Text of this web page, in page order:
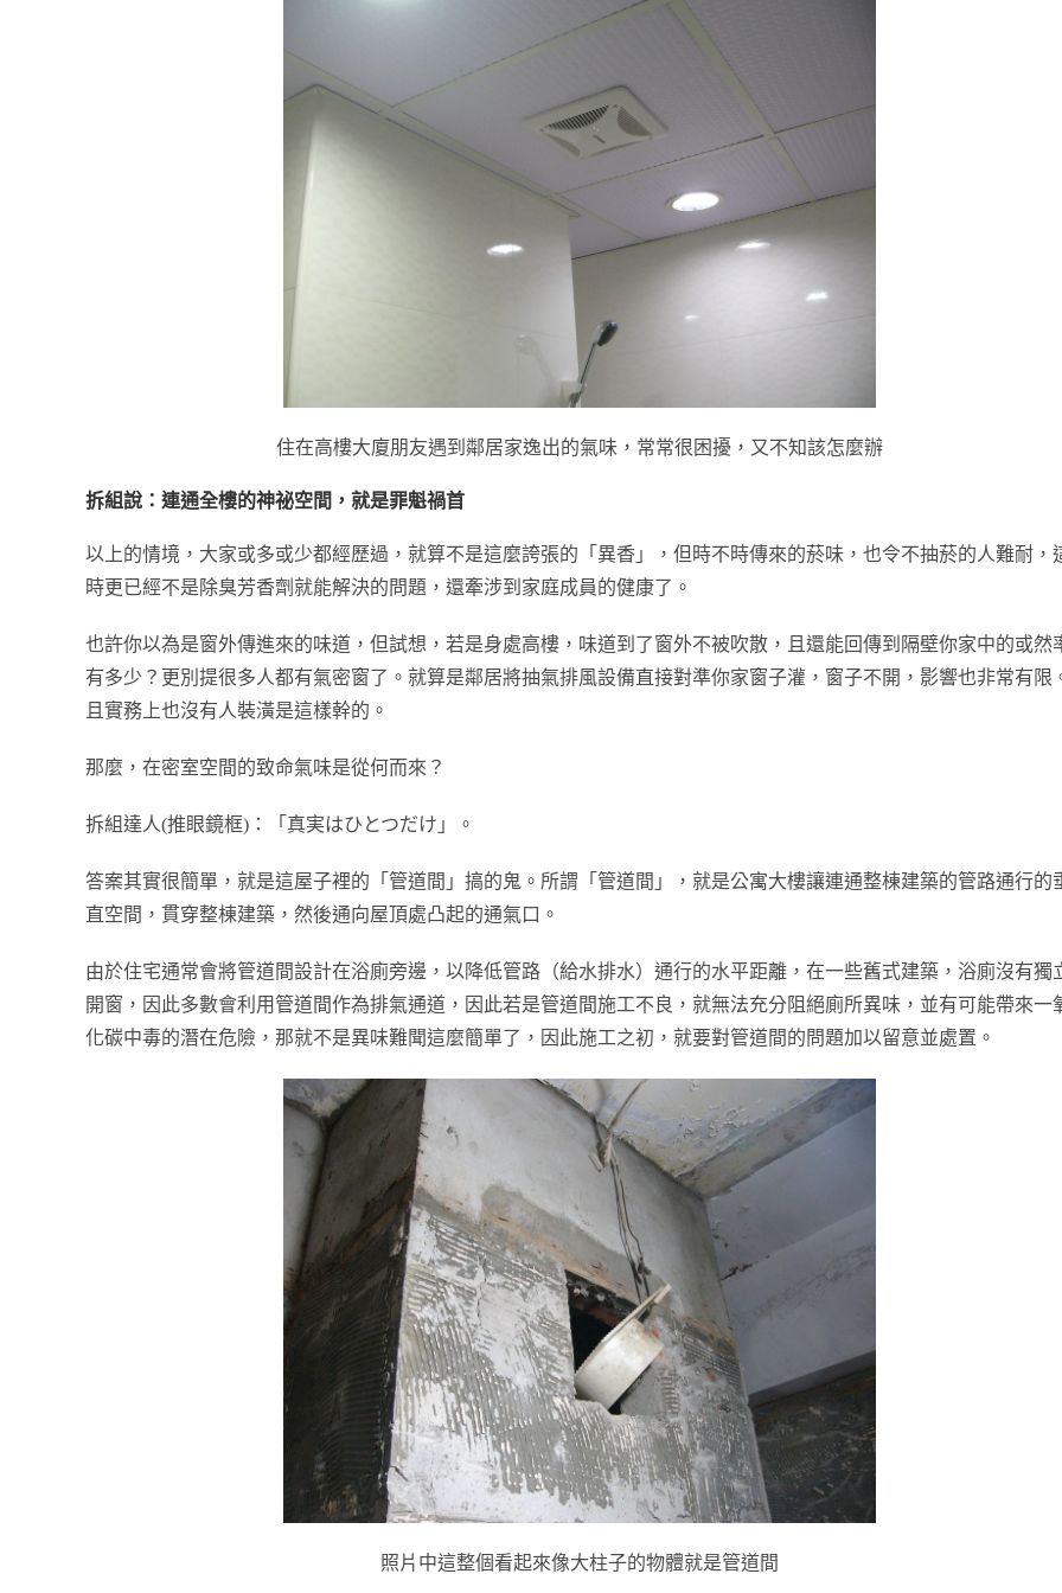
住在高樓大廈朋友遇到鄰居家逸出的氣味，常常很困擾，又不知該怎麼辦
拆組說：連通全樓的神祕空間，就是罪魁禍首
以上的情境，大家或多或少都經歷過，就算不是這麼誇張的「異香」，但時不時傳來的菸味，也令不抽菸的人難耐，
時更已經不是除臭芳香劑就能解決的問題，還牽涉到家庭成員的健康了。
也許你以為是窗外傳進來的味道，但試想，若是身處高樓，味道到了窗外不被吹散，且還能回傳到隔壁你家中的或然
有多少？更別提很多人都有氣密窗了。就算是鄰居將抽氣排風設備直接對準你家窗子灌，窗子不開，影響也非常有限
且實務上也沒有人裝潢是這樣幹的。
那麼，在密室空間的致命氣味是從何而來？
拆組達人(推眼鏡框)：「真実はひとつだけ」。
答案其實很簡單，就是這屋子裡的「管道間」搞的鬼。所謂「管道間」，就是公寓大樓讓連通整棟建築的管路通行的
直空間，貫穿整棟建築，然後通向屋頂處凸起的通氣口。
由於住宅通常會將管道間設計在浴廁旁邊，以降低管路（給水排水）通行的水平距離，在一些舊式建築，浴廁沒有獨
開窗，因此多數會利用管道間作為排氣通道，因此若是管道間施工不良，就無法充分阻絕廁所異味，並有可能帶來一
化碳中毒的潛在危險，那就不是異味難聞這麼簡單了，因此施工之初，就要對管道間的問題加以留意並處置。
照片中這整個看起來像大柱子的物體就是管道間